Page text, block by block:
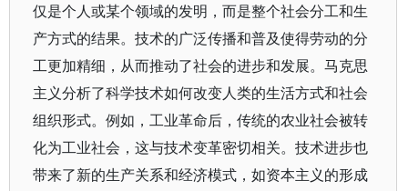
仅是个人或某个领域的发明，而是整个社会分工和生
产方式的结果。技术的广泛传播和普及使得劳动的分
工更加精细，从而推动了社会的进步和发展。马克思
主义分析了科学技术如何改变人类的生活方式和社会
组织形式。例如，工业革命后，传统的农业社会被转
化为工业社会，这与技术变革密切相关。技术进步也
带来了新的生产关系和经济模式，如资本主义的形成